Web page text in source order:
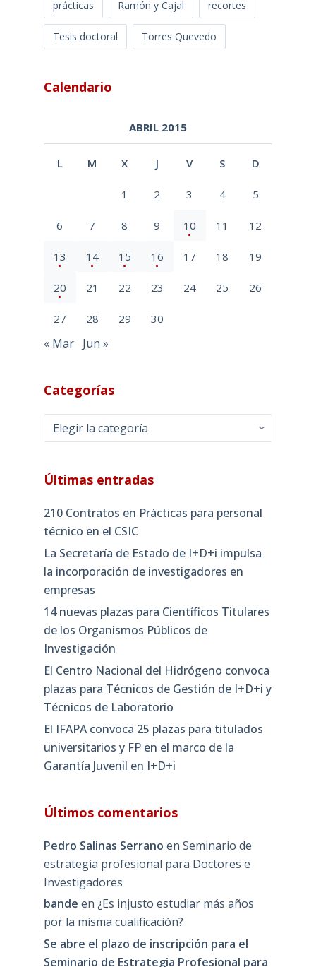
prácticas Ramón y Cajal recortes
Tesis doctoral Torres Quevedo
Calendario
ABRIL 2015
L M X J V S D
1 2 3 4 5
6 7 8 9 10 11 12
13 14 15 16 17 18 19
20 21 22 23 24 25 26
27 28 29 30
« Mar Jun »
Categorías
Categorías
Últimas entradas
210 Contratos en Prácticas para personal
técnico en el CSIC
La Secretaría de Estado de I+D+i impulsa
la incorporación de investigadores en
empresas
14 nuevas plazas para Científicos Titulares
de los Organismos Públicos de
Investigación
El Centro Nacional del Hidrógeno convoca
plazas para Técnicos de Gestión de I+D+i y
Técnicos de Laboratorio
El IFAPA convoca 25 plazas para titulados
universitarios y FP en el marco de la
Garantía Juvenil en I+D+i
Últimos comentarios
Pedro Salinas Serrano en Seminario de
estrategia profesional para Doctores e
Investigadores
bande en ¿Es injusto estudiar más años
por la misma cualificación?
Se abre el plazo de inscripción para el
Seminario de Estrategia Profesional para